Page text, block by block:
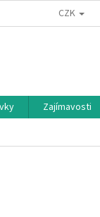
OSOBNÍCH ÚDAJŮ
CZK
Zajímavosti